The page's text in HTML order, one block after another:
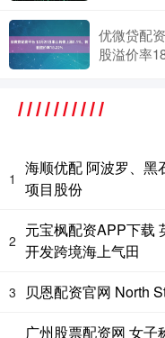
优微贷配
股溢价率
1
海顺优配 阿波罗、
项目股份
2
元宝枫配资APP下载
开发跨境海上气田
3 贝恩配资官网 North
广州股票配资网 女子